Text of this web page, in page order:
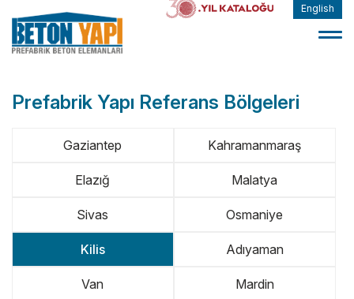
English
Prefabrik Yapı Referans Bölgeleri
Gaziantep Kahramanmaraş
Elazığ Malatya
Sivas Osmaniye
Kilis Adıyaman
Van Mardin